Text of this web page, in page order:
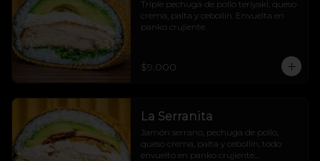
Triple pechuga de pollo teriyaki, queso
crema, palta y cebollín. Envuelta en
panko crujiente.
$9.000
La Serranita
Jamón serrano, pechuga de pollo,
queso crema, palta y cebollín, todo
envuelto en panko crujiente.